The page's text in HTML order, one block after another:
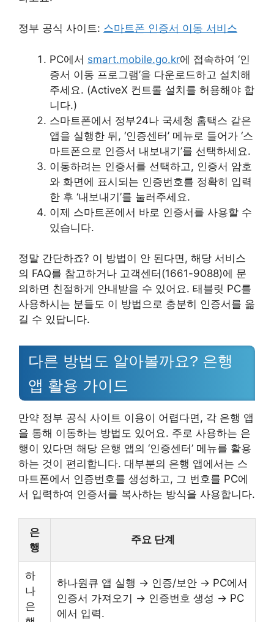
정부 공식 사이트: 스마트폰 인증서 이동 서비스
PC에서 smart.mobile.go.kr에 접속하여 ‘인
증서 이동 프로그램’을 다운로드하고 설치해
주세요. (ActiveX 컨트롤 설치를 허용해야 합
니다.)
스마트폰에서 정부24나 국세청 홈택스 같은
앱을 실행한 뒤, ‘인증센터’ 메뉴로 들어가 ‘스
마트폰으로 인증서 내보내기’를 선택하세요.
이동하려는 인증서를 선택하고, 인증서 암호
와 화면에 표시되는 인증번호를 정확히 입력
한 후 ‘내보내기’를 눌러주세요.
이제 스마트폰에서 바로 인증서를 사용할 수
있습니다.
정말 간단하죠? 이 방법이 안 된다면, 해당 서비스
의 FAQ를 참고하거나 고객센터(1661-9088)에 문
의하면 친절하게 안내받을 수 있어요. 태블릿 PC를
사용하시는 분들도 이 방법으로 충분히 인증서를 옮
길 수 있답니다.
다른 방법도 알아볼까요? 은행
앱 활용 가이드
만약 정부 공식 사이트 이용이 어렵다면, 각 은행 앱
을 통해 이동하는 방법도 있어요. 주로 사용하는 은
행이 있다면 해당 은행 앱의 ‘인증센터’ 메뉴를 활용
하는 것이 편리합니다. 대부분의 은행 앱에서는 스
마트폰에서 인증번호를 생성하고, 그 번호를 PC에
서 입력하여 인증서를 복사하는 방식을 사용합니다.
은
행
주요 단계
하
나
은
하나원큐 앱 실행 → 인증/보안 → PC에서
인증서 가져오기 → 인증번호 생성 → PC
에서 입력.